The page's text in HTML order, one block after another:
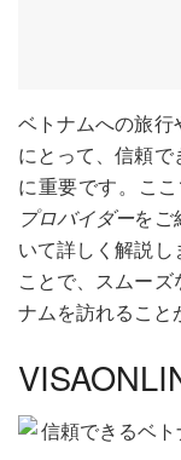
ベトナムへの旅行
にとって、信頼
に重要です。ここ
プロバイダーをご
いて詳しく解説
ことで、スムー
ナムを訪れること